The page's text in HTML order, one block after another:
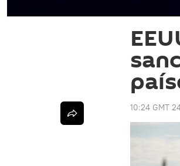
10:24 GMT